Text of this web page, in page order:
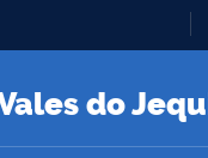
do